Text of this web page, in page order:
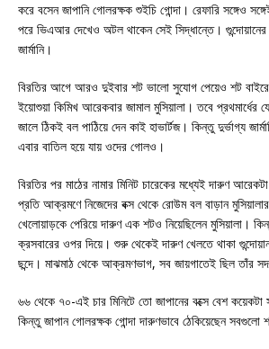
করে বসেন জাপানি গোলরক্ষক শুইচি গোন্দা। রেফারি সঙ্গেও
পরে ভিএআর দেখেও অটল থাকেন সেই সিদ্ধান্তে।
জার্মানি।
বিরতির আগে আরও দুইবার শট ভালো সুযোগ পেয়েও শট বাইরে
ইয়োশুয়া কিমিখ আরেকবার জামাল মুসিয়ালা। তবে প্রথমার্ধের
জালে ঠিকই বল পাঠিয়ে দেন কাই হাভার্টজ। কিন্তু দুর্ভাগ্য
এবার বাতিল হয়ে যায় ওদের গোলও।
বিরতির পর মাঠের নামার মিনিট চারেকের মধ্যেই দারুণ
প্রতি আক্রমণে নিজেদের বক্স থেকে রোউম বল বাড়ান
খেলোয়াড়কে পেরিয়ে দারুণ এক শটও নিয়েছিলেন মুসিয়ালা।
ক্রসবারের ওপর দিয়ে। শুরু থেকেই দারুণ খেলতে থাকা
ছন্দে। মাঝমাঠ থেকে আক্রমণভাগ, সব জায়গাতেই ছিল তাঁর
৬৬ থেকে ৭০-এই চার মিনিটে তো জাপানের বক্সে বেশ কয়েকটা
কিন্তু জাপান গোলরক্ষক গোন্দা দারুণভাবে ঠেকিয়েছেন সবগুলো